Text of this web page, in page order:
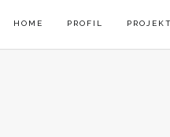
HOME PROFIL